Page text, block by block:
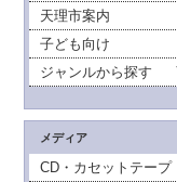
天理市案内
子ども向け
ジャンルから探す
メディア
CD・カセットテープ